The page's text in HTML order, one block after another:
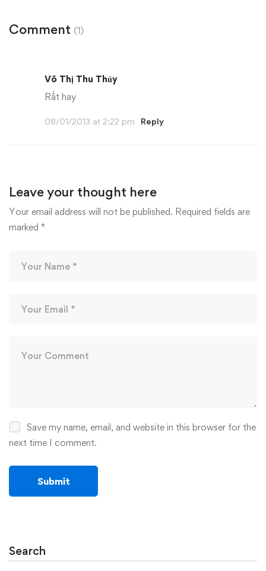
Comment (1)
Võ Thị Thu Thủy
Rất hay
08/01/2013 at 2:22 pm Reply
Leave your thought here
Your email address will not be published. Required fields are
marked *
Save my name, email, and website in this browser for the
next time I comment.
Search